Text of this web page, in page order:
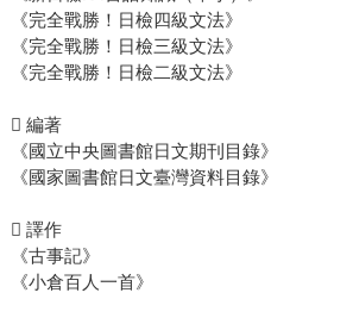
《完全戰勝！日檢四級文法》
《完全戰勝！日檢三級文法》
《完全戰勝！日檢二級文法》
 編著
《國立中央圖書館日文期刊目錄》
《國家圖書館日文臺灣資料目錄》
 譯作
《古事記》
《小倉百人一首》